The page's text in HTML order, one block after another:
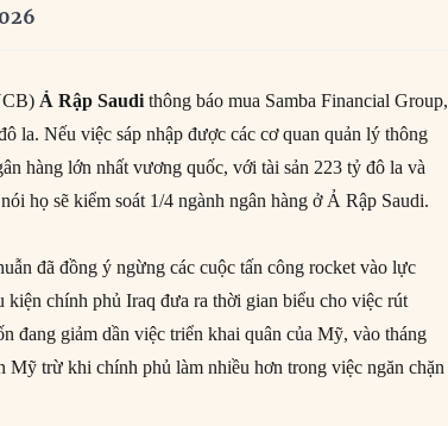
Ả Rập Saudithông báo mua Samba Financial Group,
la. Nếu việc sáp nhập được các cơ quan quản lý thông
hàng lớn nhất vương quốc, với tài sản 223 tỷ đô la và
họ sẽ kiểm soát 1/4 ngành ngân hàng ở Ả Rập Saudi.
đã đồng ý ngừng các cuộc tấn công rocket vào lực
kiện chính phủ Iraq đưa ra thời gian biểu cho việc rút
đang giảm dần việc triển khai quân của Mỹ, vào tháng
Mỹ trừ khi chính phủ làm nhiều hơn trong việc ngăn chặn